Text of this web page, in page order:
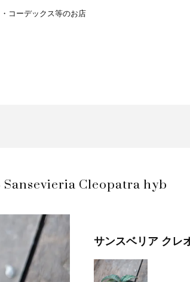
コーデックス等のお店
Cleopatra hyb
サンスベリア クレ